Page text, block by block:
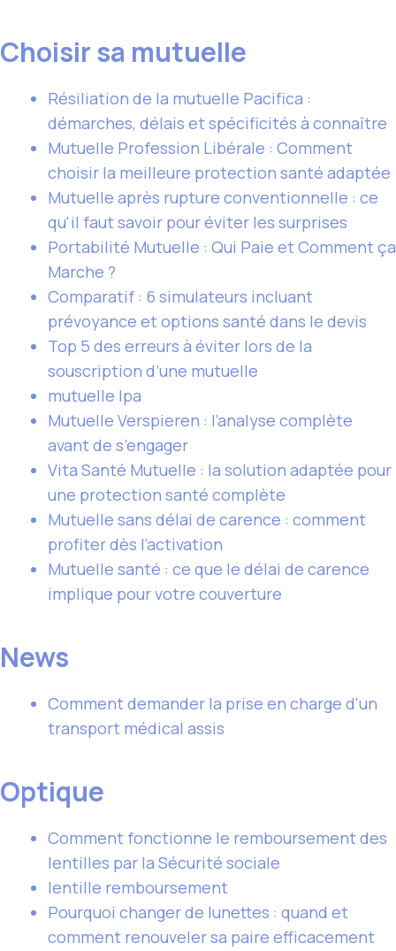
Choisir sa mutuelle
Résiliation de la mutuelle Pacifica :
démarches, délais et spécificités à connaître
Mutuelle Profession Libérale : Comment
choisir la meilleure protection santé adaptée
Mutuelle après rupture conventionnelle : ce
qu'il faut savoir pour éviter les surprises
Portabilité Mutuelle : Qui Paie et Comment ça
Marche ?
Comparatif : 6 simulateurs incluant
prévoyance et options santé dans le devis
Top 5 des erreurs à éviter lors de la
souscription d’une mutuelle
mutuelle lpa
Mutuelle Verspieren : l’analyse complète
avant de s’engager
Vita Santé Mutuelle : la solution adaptée pour
une protection santé complète
Mutuelle sans délai de carence : comment
profiter dès l’activation
Mutuelle santé : ce que le délai de carence
implique pour votre couverture
News
Comment demander la prise en charge d'un
transport médical assis
Optique
Comment fonctionne le remboursement des
lentilles par la Sécurité sociale
lentille remboursement
Pourquoi changer de lunettes : quand et
comment renouveler sa paire efficacement